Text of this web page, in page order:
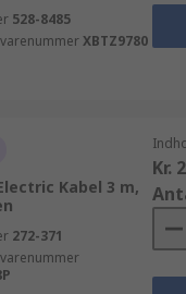
528-8485
XBTZ9780
Kabel 3 m,
272-371
Kr.